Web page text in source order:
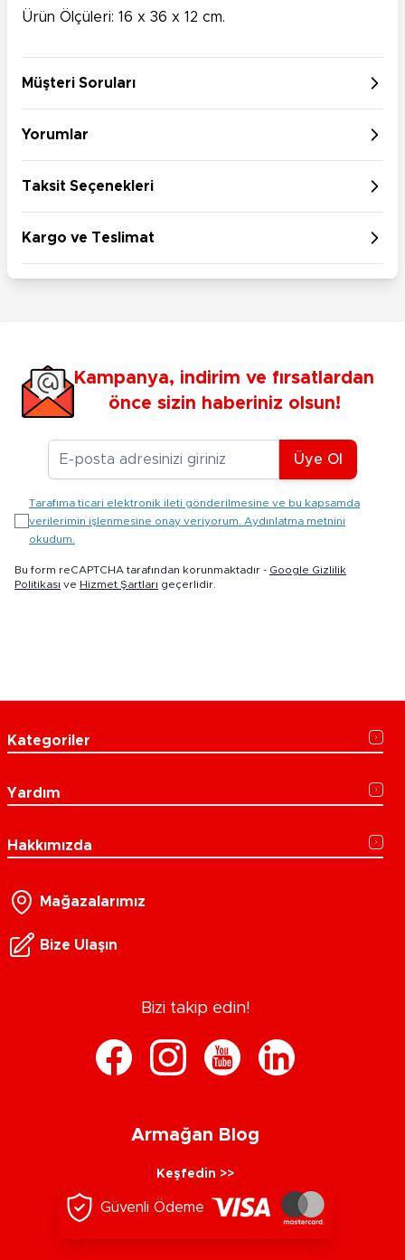
Ürün Ölçüleri: 16 x 36 x 12 cm.
Müşteri Soruları
Yorumlar
Taksit Seçenekleri
Kargo ve Teslimat
Kampanya, indirim ve fırsatlardan
önce sizin haberiniz olsun!
E-posta Adresiniz
Üye Ol
Tarafıma ticari elektronik ileti gönderilmesine ve bu kapsamda
verilerimin işlenmesine onay veriyorum. Aydınlatma metnini
okudum.
Bu form reCAPTCHA tarafından korunmaktadır - Google Gizlilik
Politikası ve Hizmet Şartları geçerlidir.
Kategoriler
Yardım
Hakkımızda
Mağazalarımız
Bize Ulaşın
Bizi takip edin!
Armağan Blog
Keşfedin >>
Güvenli Ödeme